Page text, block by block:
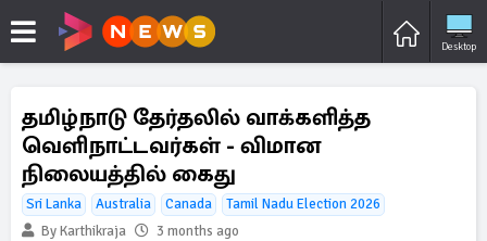
Desktop
தமிழ்நாடு தேர்தலில் வாக்களித்த
வெளிநாட்டவர்கள் - விமான
நிலையத்தில் கைது
Sri Lanka Australia Canada
Tamil Nadu Election 2026
By Karthikraja
3 months ago